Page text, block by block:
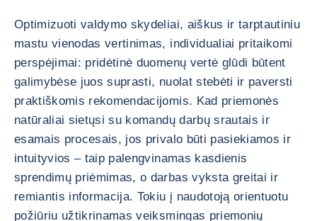
Optimizuoti valdymo skydeliai, aiškus ir tarptautiniu
mastu vienodas vertinimas, individualiai pritaikomi
perspėjimai: pridėtinė duomenų vertė glūdi būtent
galimybėse juos suprasti, nuolat stebėti ir paversti
praktiškomis rekomendacijomis. Kad priemonės
natūraliai sietųsi su komandų darbų srautais ir
esamais procesais, jos privalo būti pasiekiamos ir
intuityvios – taip palengvinamas kasdienis
sprendimų priėmimas, o darbas vyksta greitai ir
remiantis informacija. Tokiu į naudotoją orientuotu
požiūriu užtikrinamas veiksmingas priemonių